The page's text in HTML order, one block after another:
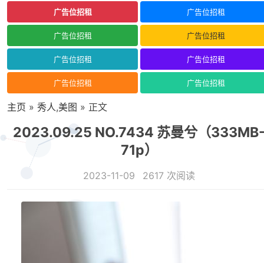
广告位招租 广告位招租
广告位招租 广告位招租
广告位招租 广告位招租
广告位招租 广告位招租
主页 » 秀人,美图 » 正文
2023.09.25 NO.7434 苏曼兮（
71p）
2023-11-09 2617 次阅读